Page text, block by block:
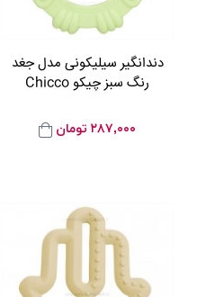
دندانگیر سیلیکونی مدل جغد
رنگ سبز چیکو Chicco
۲۸۷,۰۰۰ تومان